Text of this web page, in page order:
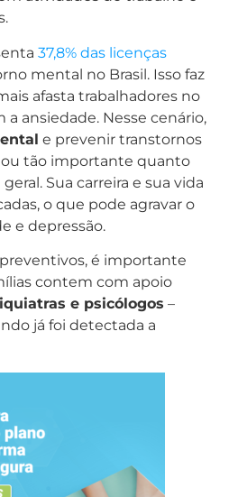
37,8% das licenças
mental no Brasil. Isso faz
afasta trabalhadores no
a ansiedade. Nesse cenário,
e prevenir transtornos
tão importante quanto
Sua carreira e sua vida
o que pode agravar o
e depressão.
é importante
contem com apoio
e psicólogos –
já foi detectada a